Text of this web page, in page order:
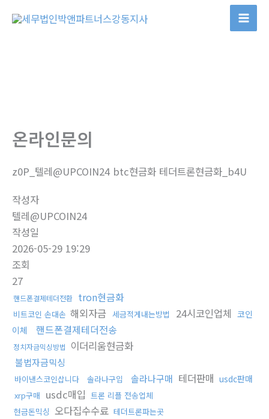
온라인문의
z0P_텔레@UPCOIN24 btc현금화 테더트론현금화_b4U
작성자
텔레@UPCOIN24
작성일
2026-05-29 19:29
조회
27
핸드폰결제테더전환 tron현금화
비트코인 손대손 해외자금 세금적게내는방법 24시코인업체 코인
이체
핸드폰결제테더전송
정치자금믹싱방법 이더리움현금화
불법자금믹싱
바이낸스코인삽니다 솔라나구입 솔라나구매 테더판매 usdc판매
xrp구매 usdc매입 트론 리플 전송업체
현금돈믹싱 오다집수수료 테더트론파는곳